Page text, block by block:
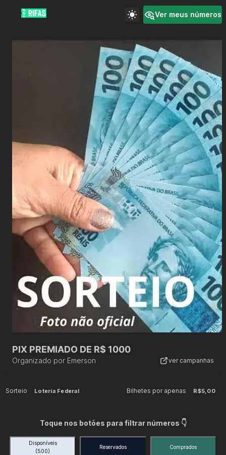
Ver meus números
PIX PREMIADO DE R$ 1000
Organizado por Emerson ver campanhas
Sorteio Loteria Federal Bilhetes por apenas R$5,00
Toque nos botões para filtrar números 👇
Disponíveis
(500)
Reservados Comprados